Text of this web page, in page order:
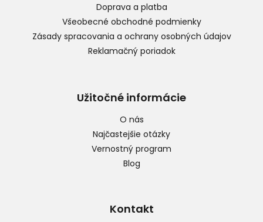
Doprava a platba
Všeobecné obchodné podmienky
Zásady spracovania a ochrany osobných údajov
Reklamačný poriadok
Užitočné informácie
O nás
Najčastejšie otázky
Vernostný program
Blog
Kontakt